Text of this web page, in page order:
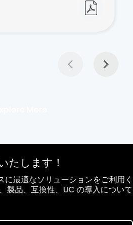
たします！
最適なソリューションをご利用く
製品、互換性、UC の導入について